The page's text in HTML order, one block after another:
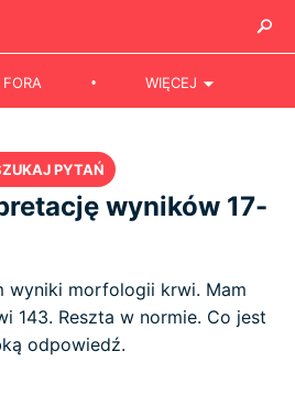
FORA WIĘCEJ
PYTAŃ
wyników 17-
wyniki morfologii krwi. Mam
143. Reszta w normie. Co jest
odpowiedź.